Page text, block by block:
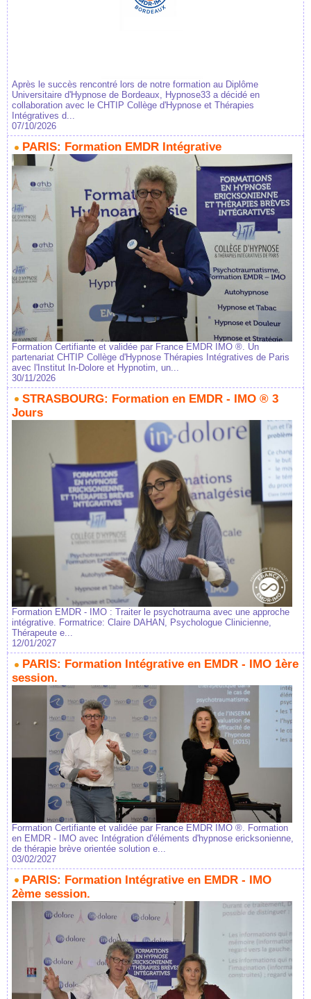
Après le succès rencontré lors de notre formation au Diplôme
Universitaire d'Hypnose de Bordeaux, Hypnose33 a décidé en
collaboration avec le CHTIP Collège d'Hypnose et Thérapies
Intégratives d...
07/10/2026
PARIS: Formation EMDR Intégrative
Formation Certifiante et validée par France EMDR IMO ®. Un
partenariat CHTIP Collège d'Hypnose Thérapies Intégratives de Paris
avec l'Institut In-Dolore et Hypnotim, un...
30/11/2026
STRASBOURG: Formation en EMDR - IMO ® 3
Jours
Formation EMDR - IMO : Traiter le psychotrauma avec une approche
intégrative. Formatrice: Claire DAHAN, Psychologue Clinicienne,
Thérapeute e...
12/01/2027
PARIS: Formation Intégrative en EMDR - IMO 1ère
session.
Formation Certifiante et validée par France EMDR IMO ®. Formation
en EMDR - IMO avec Intégration d'éléments d'hypnose ericksonienne,
de thérapie brève orientée solution e...
03/02/2027
PARIS: Formation Intégrative en EMDR - IMO
2ème session.